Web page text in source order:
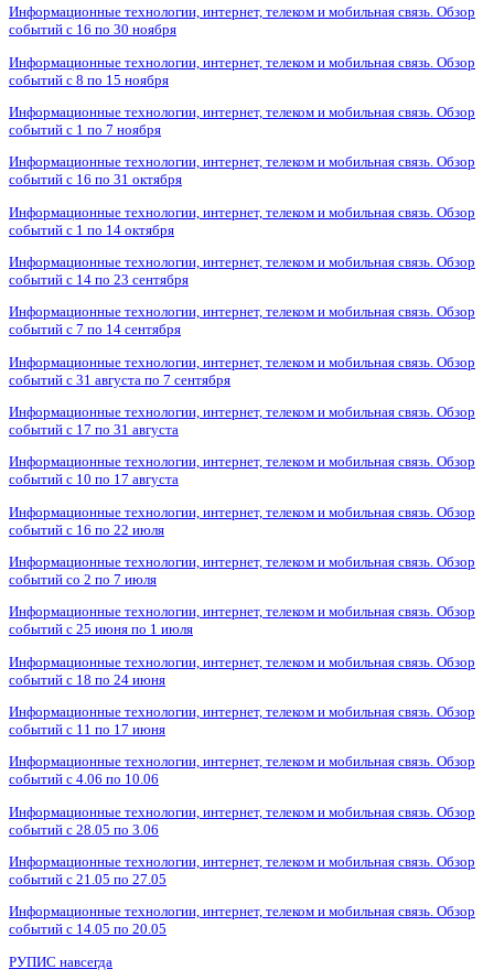
Информационные технологии, интернет, телеком и мобильная связь. Обзор
событий с 16 по 30 ноября
Информационные технологии, интернет, телеком и мобильная связь. Обзор
событий с 8 по 15 ноября
Информационные технологии, интернет, телеком и мобильная связь. Обзор
событий с 1 по 7 ноября
Информационные технологии, интернет, телеком и мобильная связь. Обзор
событий с 16 по 31 октября
Информационные технологии, интернет, телеком и мобильная связь. Обзор
событий с 1 по 14 октября
Информационные технологии, интернет, телеком и мобильная связь. Обзор
событий с 14 по 23 сентября
Информационные технологии, интернет, телеком и мобильная связь. Обзор
событий с 7 по 14 сентября
Информационные технологии, интернет, телеком и мобильная связь. Обзор
событий с 31 августа по 7 сентября
Информационные технологии, интернет, телеком и мобильная связь. Обзор
событий с 17 по 31 августа
Информационные технологии, интернет, телеком и мобильная связь. Обзор
событий с 10 по 17 августа
Информационные технологии, интернет, телеком и мобильная связь. Обзор
событий с 16 по 22 июля
Информационные технологии, интернет, телеком и мобильная связь. Обзор
событий со 2 по 7 июля
Информационные технологии, интернет, телеком и мобильная связь. Обзор
событий с 25 июня по 1 июля
Информационные технологии, интернет, телеком и мобильная связь. Обзор
событий с 18 по 24 июня
Информационные технологии, интернет, телеком и мобильная связь. Обзор
событий с 11 по 17 июня
Информационные технологии, интернет, телеком и мобильная связь. Обзор
событий с 4.06 по 10.06
Информационные технологии, интернет, телеком и мобильная связь. Обзор
событий с 28.05 по 3.06
Информационные технологии, интернет, телеком и мобильная связь. Обзор
событий с 21.05 по 27.05
Информационные технологии, интернет, телеком и мобильная связь. Обзор
событий с 14.05 по 20.05
РУПИС навсегда